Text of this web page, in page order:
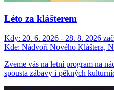
Léto za klášterem
Kdy: 20. 6. 2026 - 28. 8. 2026
Kde: Nádvoří Nového Kláštera,
Zveme vás na letní program na
spousta zábavy i pěkných